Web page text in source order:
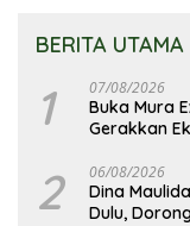
BERITA UTAMA
1 07/08/2026
Buka Mura
Gerakkan
2 06/08/2026
Dina
Dulu,